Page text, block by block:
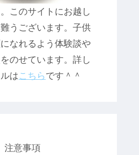
このサイトにお越し
うございます。子供
なれるよう体験談や
のせています。詳し
はこちら です＾＾
注意事項